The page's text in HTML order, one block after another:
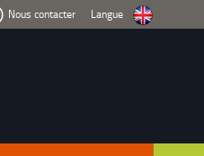
Nous contacter Langue